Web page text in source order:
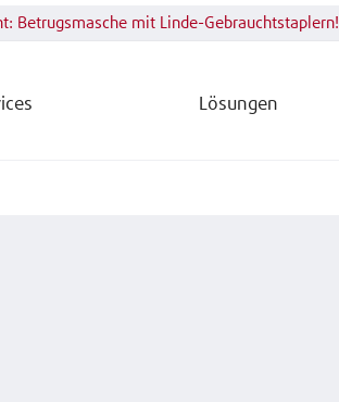
Lösungen
Betrugsmasche mit Linde-Gebrauchtstaplern!